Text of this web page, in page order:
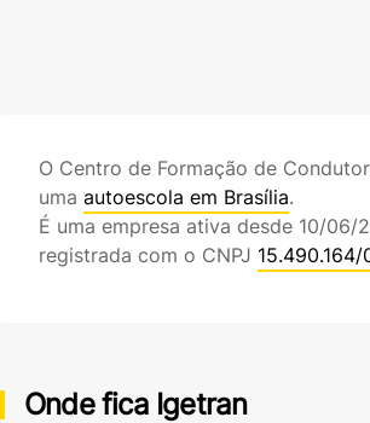
O Centro de Formação de
uma autoescola em Brasília.
É uma empresa ativa desde 10/06/
registrada com o CNPJ
Onde fica Igetran